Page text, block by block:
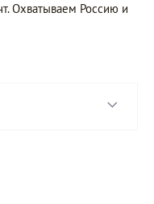
Охватываем Россию и